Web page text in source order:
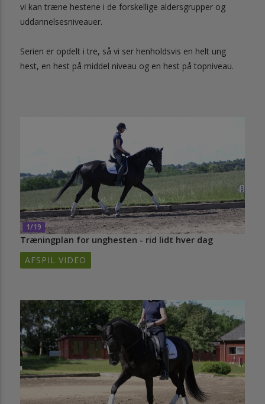
vi kan træne hestene i de forskellige aldersgrupper og
uddannelsesniveauer.
Serien er opdelt i tre, så vi ser henholdsvis en helt ung
hest, en hest på middel niveau og en hest på topniveau.
1/19
Træningplan for unghesten - rid lidt hver dag
AFSPIL VIDEO